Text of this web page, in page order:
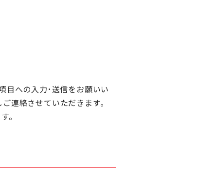
目への入力･送信をお願いい
連絡させていただきます。
。